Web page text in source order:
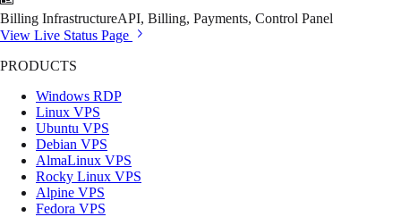
Billing InfrastructureAPI, Billing, Payments, Control Panel
View Live Status Page
PRODUCTS
Windows RDP
Linux VPS
Ubuntu VPS
Debian VPS
AlmaLinux VPS
Rocky Linux VPS
Alpine VPS
Fedora VPS